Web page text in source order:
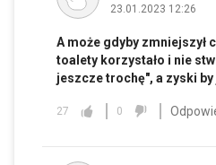
23.01.2023 12:26
A może gdyby zmniejszył
toalety korzystało i nie
jeszcze trochę", a zyski by
27 0